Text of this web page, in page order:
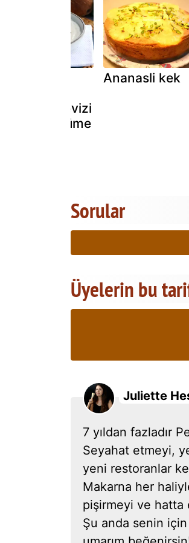
cevizi
somon füme
Ananasli kek
Sorular
Üyelerin bu
Juliette
7 yıldan fazladır
Seyahat etmeyi,
yeni restoranlar
Makarna her
pişirmeyi ve hatta
Şu anda senin